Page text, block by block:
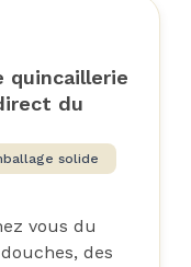
quincaillerie
du
solide
vous du
des